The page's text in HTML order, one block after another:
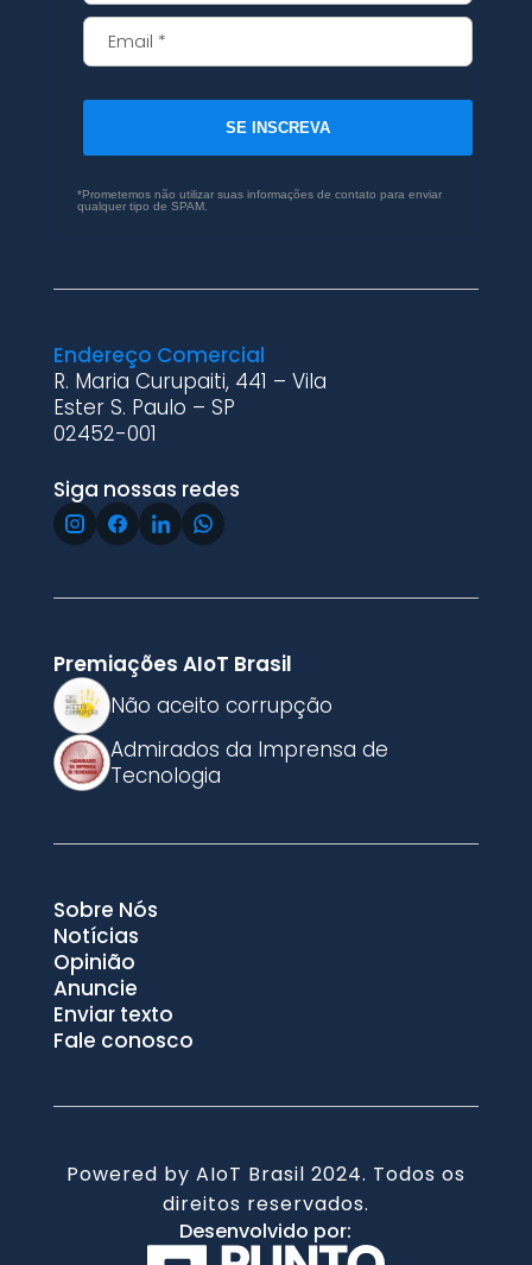
SE INSCREVA
*Prometemos não utilizar suas informações de contato para enviar
qualquer tipo de SPAM.
Endereço Comercial
R. Maria Curupaiti, 441 – Vila
Ester S. Paulo – SP
02452-001
Siga nossas redes
Premiações AIoT Brasil
Não aceito corrupção
Admirados da Imprensa de
Tecnologia
Sobre Nós
Notícias
Opinião
Anuncie
Enviar texto
Fale conosco
Powered by AIoT Brasil 2024. Todos os
direitos reservados.
Desenvolvido por: